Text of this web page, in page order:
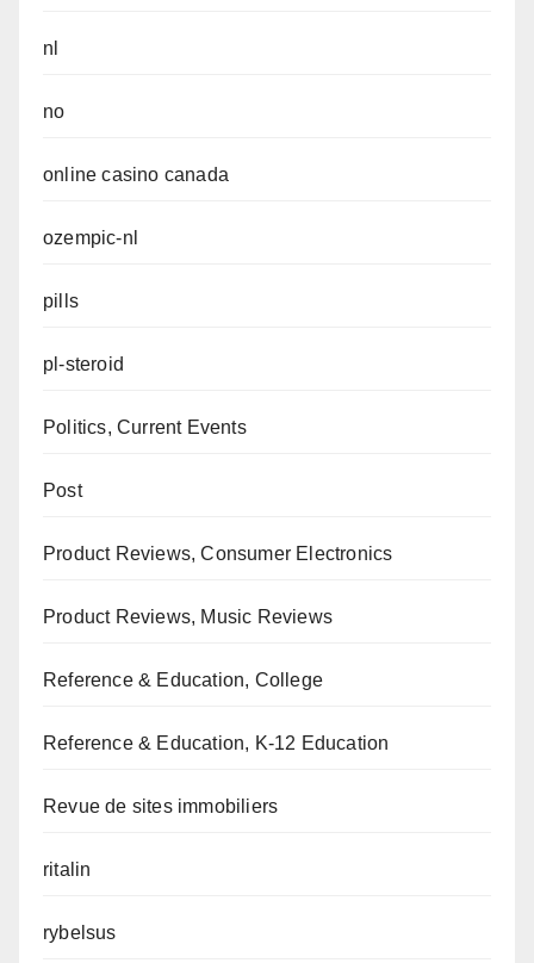
nl
no
online casino canada
ozempic-nl
pills
pl-steroid
Politics, Current Events
Post
Product Reviews, Consumer Electronics
Product Reviews, Music Reviews
Reference & Education, College
Reference & Education, K-12 Education
Revue de sites immobiliers
ritalin
rybelsus